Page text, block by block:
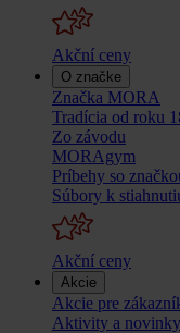
Akční ceny
O značke
Značka MORA
Tradícia od roku
Zo závodu
MORAgym
Príbehy so
Súbory k
Akční ceny
Akcie
Akcie pre
Aktivity a novinky